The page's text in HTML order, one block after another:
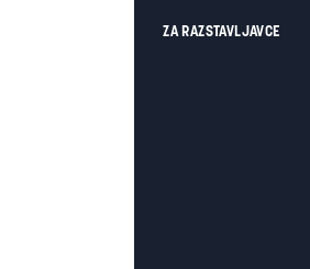
ZA RAZSTAVLJAVCE